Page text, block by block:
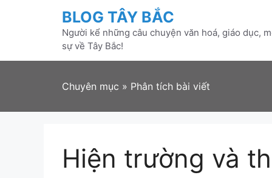
BLOG TÂY BẮC
Người kể những câu chuyện văn hoá, giáo dục,
sự về Tây Bắc!
Chuyên mục » Phân tích bài viết
Hiện trường và